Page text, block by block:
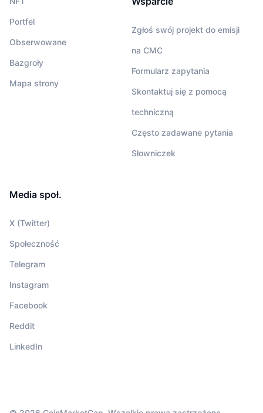
Portfel
Obserwowane
Bazgroły
Mapa strony
Zgłoś swój projekt do emisji
na CMC
Formularz zapytania
Skontaktuj się z pomocą
techniczną
Często zadawane pytania
Słowniczek
Media społ.
X (Twitter)
Społeczność
Telegram
Instagram
Facebook
Reddit
LinkedIn